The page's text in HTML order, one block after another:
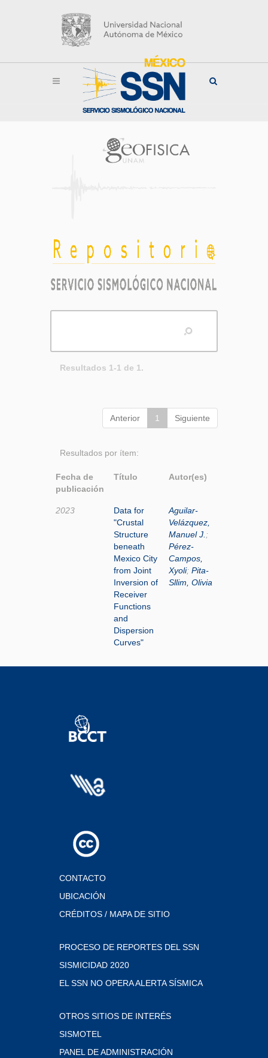
Resultados 1-1 de 1.
Anterior 1 Siguiente
Resultados por ítem:
Fecha de
publicación
Título Autor(es)
2023
Data for
"Crustal
Structure
beneath
Mexico City
from Joint
Inversion of
Receiver
Functions
and
Dispersion
Curves"
Aguilar-
Velázquez,
Manuel J. ;
Pérez-
Campos,
Xyoli; Pita-
Sllim, Olivia
CONTACTO
UBICACIÓN
CRÉDITOS / MAPA DE SITIO
PROCESO DE REPORTES DEL SSN
SISMICIDAD 2020
EL SSN NO OPERA ALERTA SÍSMICA
OTROS SITIOS DE INTERÉS
SISMOTEL
PANEL DE ADMINISTRACIÓN